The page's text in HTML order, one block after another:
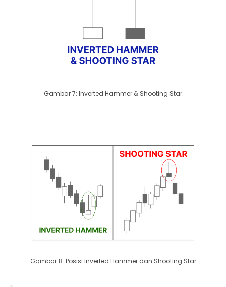
Gambar 7: Inverted Hammer & Shooting Star
Gambar 8: Posisi Inverted Hammer dan Shooting Star